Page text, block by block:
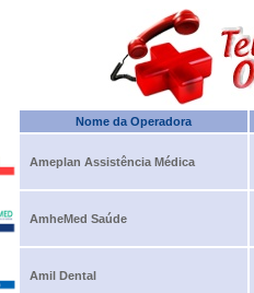
Nome da Operadora
Ameplan Assistência Médica
AmheMed Saúde
Amil Dental